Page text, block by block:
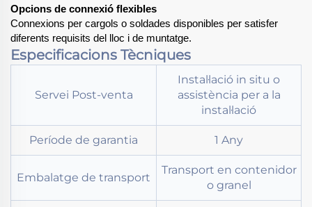
Opcions de connexió flexibles
Connexions per cargols o soldades disponibles per satisfer
diferents requisits del lloc i de muntatge.
Especificacions Tècniques
Servei Post-venta
Instal·lació in situ o
assistència per a la
instal·lació
Període de garantia 1 Any
Embalatge de transport
Transport en contenidor
o granel